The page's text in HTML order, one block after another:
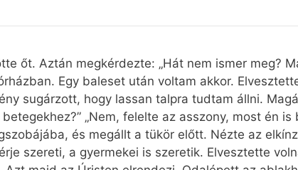
őt. Aztán megkérdezte: „Hát nem ismer meg?
Egy baleset után voltam akkor.
sugárzott, hogy lassan talpra tudtam állni.
„Nem, felelte az asszony, most én
és megállt a tükör előtt. Nézte az
szereti, a gyermekei is szeretik. Elvesztette